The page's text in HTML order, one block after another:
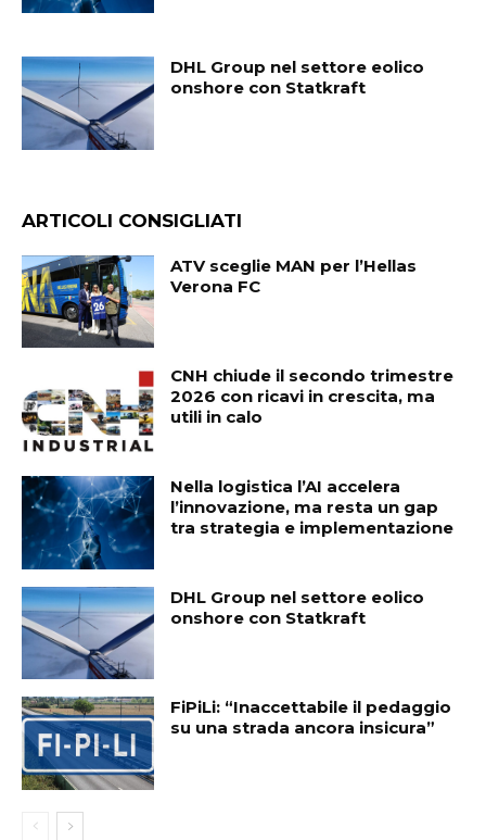
DHL Group nel settore eolico
onshore con Statkraft
ARTICOLI CONSIGLIATI
ATV sceglie MAN per l’Hellas
Verona FC
CNH chiude il secondo trimestre
2026 con ricavi in crescita, ma
utili in calo
Nella logistica l’AI accelera
l’innovazione, ma resta un gap
tra strategia e implementazione
DHL Group nel settore eolico
onshore con Statkraft
FiPiLi: “Inaccettabile il pedaggio
su una strada ancora insicura”